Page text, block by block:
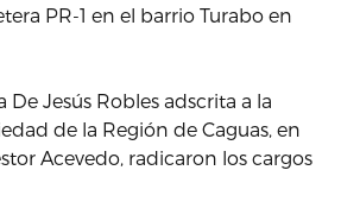
PR-1 en el barrio Turabo en
De Jesús Robles adscrita a la
de la Región de Caguas, en
Acevedo, radicaron los cargos